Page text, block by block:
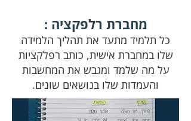
מחברת רלפקציה :
כל תלמיד מתעד את תהליך הלמידה
שלו במחברת אישית, כותב רפלקציות
על מה שלמד ומגבש את המחשבות
והעמדות שלו בנושאים שונים.